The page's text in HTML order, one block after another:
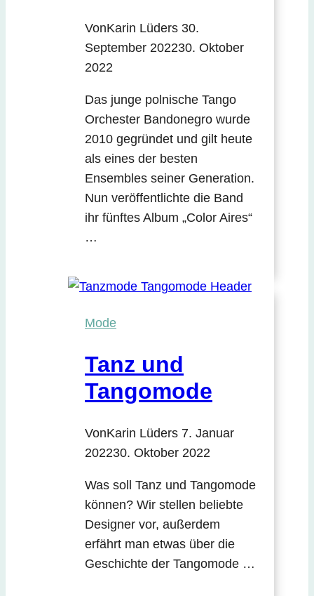
VonKarin Lüders 30.
September 202230. Oktober
2022
Das junge polnische Tango
Orchester Bandonegro wurde
2010 gegründet und gilt heute
als eines der besten
Ensembles seiner Generation.
Nun veröffentlichte die Band
ihr fünftes Album „Color Aires“
…
Mode
Tanz und
Tangomode
VonKarin Lüders 7. Januar
202230. Oktober 2022
Was soll Tanz und Tangomode
können? Wir stellen beliebte
Designer vor, außerdem
erfährt man etwas über die
Geschichte der Tangomode …